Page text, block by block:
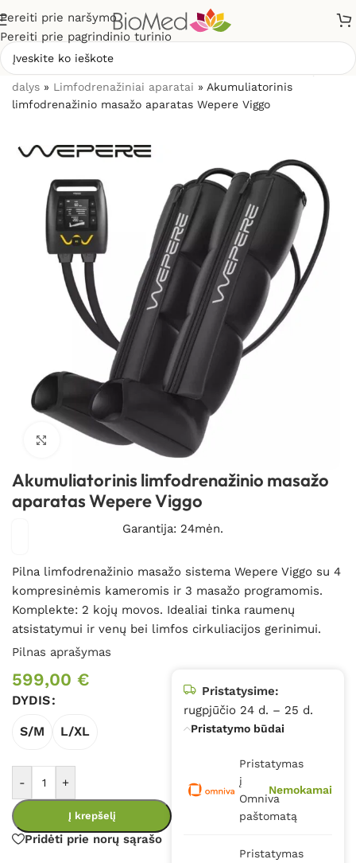
Pereiti prie naršymo
Pereiti prie pagrindinio turinio
dalys » Limfodrenažiniai aparatai » Akumuliatorinis
limfodrenažinio masažo aparatas Wepere Viggo
Spustelėkite, kad padidintumėte
Akumuliatorinis limfodrenažinio masažo
aparatas Wepere Viggo
Garantija: 24mėn.
Pilna limfodrenažinio masažo sistema Wepere Viggo su 4
kompresinėmis kameromis ir 3 masažo programomis.
Komplekte: 2 kojų movos. Idealiai tinka raumenų
atsistatymui ir venų bei limfos cirkuliacijos gerinimui.
Pilnas aprašymas
599,00 €
DYDIS
S/M L/XL
- +
Į krepšelį
Pridėti prie norų sąrašo
Pristatysime:
rugpjūčio 24 d. – 25 d.
Pristatymo būdai
Pristatymas
į
Omniva
paštomatą
Nemokamai
Pristatymas